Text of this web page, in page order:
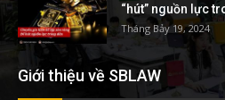
“hút” nguồn lực
Tháng Bảy 19, 2024
Giới thiệu về SBLAW